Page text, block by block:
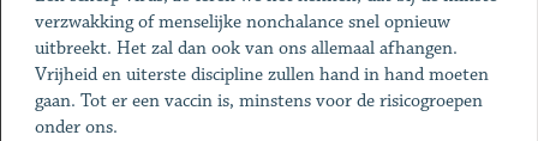
verzwakking of menselijke nonchalance snel opnieuw
uitbreekt. Het zal dan ook van ons allemaal afhangen.
Vrijheid en uiterste discipline zullen hand in hand moeten
gaan. Tot er een vaccin is, minstens voor de risicogroepen
onder ons.